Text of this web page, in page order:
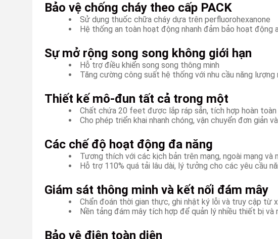
Bảo vệ chống cháy theo cấp PACK
Sử dụng thuốc chữa cháy dựa trên perfluorohexanone
Hệ thống an toàn hoạt động nhanh đảm bảo hoạt động
Sự mở rộng song song không giới hạn
Hỗ trợ điều khiển song song thông minh
Tăng cường công suất hệ thống với nhu cầu năng lượng
Thiết kế mô-đun tất cả trong một
Chất chứa 20 feet được lắp ráp sẵn, tích hợp hoàn
Cho phép triển khai nhanh chóng, vận chuyển đơn giản
Các chế độ hoạt động đa năng
Tương thích với các kịch bản trên mạng, ngoài mạng và
Hỗ trợ 110% quá tải lâu dài, lý tưởng cho các yêu cầu
Giám sát thông minh và kết nối đám mây
Chẩn đoán thời gian thực, ghi nhật ký lỗi và truy cập từ
Nền tảng đám mây tích hợp để quản lý nhiều thiết bị và
Bảo vệ điện toàn diện